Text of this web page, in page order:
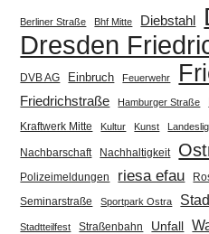
Berliner Straße Bhf Mitte Diebstahl
Dresden
DVB AG Einbruch Feuerwehr
Friedrichstraße Hamburger Straße
Kraftwerk Mitte
Kultur Kunst
Nachbarschaft Nachhaltigkeit
Polizeimeldungen riesa efau
Seminarstraße Sportpark Ostra
Stadtteilfest Straßenbahn Unfall